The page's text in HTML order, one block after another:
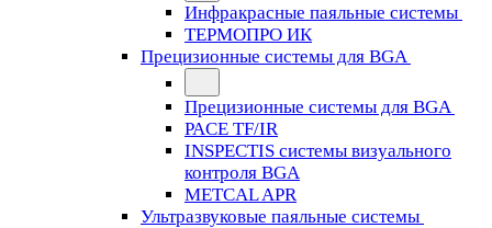
Инфракрасные паяльные системы
ТЕРМОПРО ИК
Прецизионные системы для BGA
Прецизионные системы для BGA
PACE TF/IR
INSPECTIS системы визуального
контроля BGA
METCAL APR
Ультразвуковые паяльные системы